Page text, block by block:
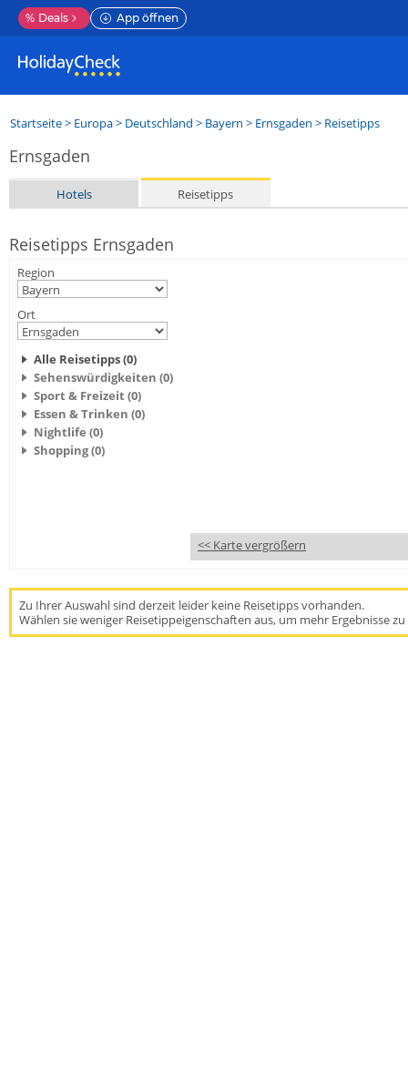
% Deals App öffnen
Startseite> Europa> Deutschland > Bayern > Ernsgaden > Reisetipps
Ernsgaden
Hotels Reisetipps
Reisetipps Ernsgaden
Region
Ort
Alle Reisetipps (0)
Sehenswürdigkeiten (0)
Sport & Freizeit (0)
Essen & Trinken (0)
Nightlife (0)
Shopping (0)
<< Karte vergrößern
Zu Ihrer Auswahl sind derzeit leider keine Reisetipps vorhanden.
Wählen sie weniger Reisetippeigenschaften aus, um mehr Ergebnisse